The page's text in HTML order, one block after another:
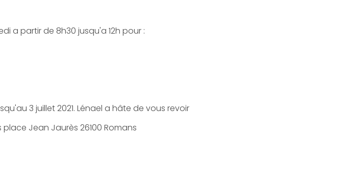
a partir de 8h30 jusqu'a 12h pour :
3 juillet 2021. Lénael a hâte de vous revoir
Jean Jaurès 26100 Romans